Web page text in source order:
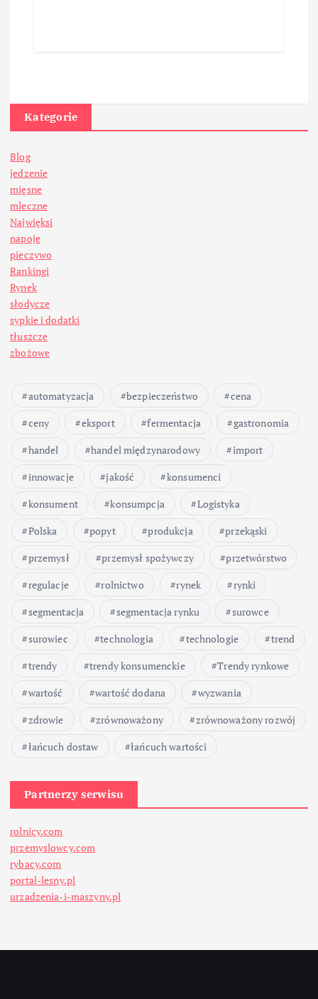
Kategorie
Blog
jedzenie
mięsne
mleczne
Najwięksi
napoje
pieczywo
Rankingi
Rynek
słodycze
sypkie i dodatki
tłuszcze
zbożowe
automatyzacja bezpieczeństwo
cena
ceny
eksport fermentacja
gastronomia
handel
handel międzynarodowy
import
innowacje
jakość
konsumenci
konsument
konsumpcja
Logistyka
Polska
popyt produkcja
przekąski
przemysł
przemysł spożywczy
przetwórstwo
regulacje
rolnictwo rynek
rynki
segmentacja
segmentacja rynku
surowce
surowiec
technologia technologie
trend
trendy
trendy konsumenckie
Trendy rynkowe
wartość
wartość dodana
wyzwania
zdrowie
zrównoważony
zrównoważony rozwój
łańcuch dostaw
łańcuch wartości
Partnerzy serwisu
rolnicy.com
przemyslowcy.com
rybacy.com
portal-lesny.pl
urzadzenia-i-maszyny.pl